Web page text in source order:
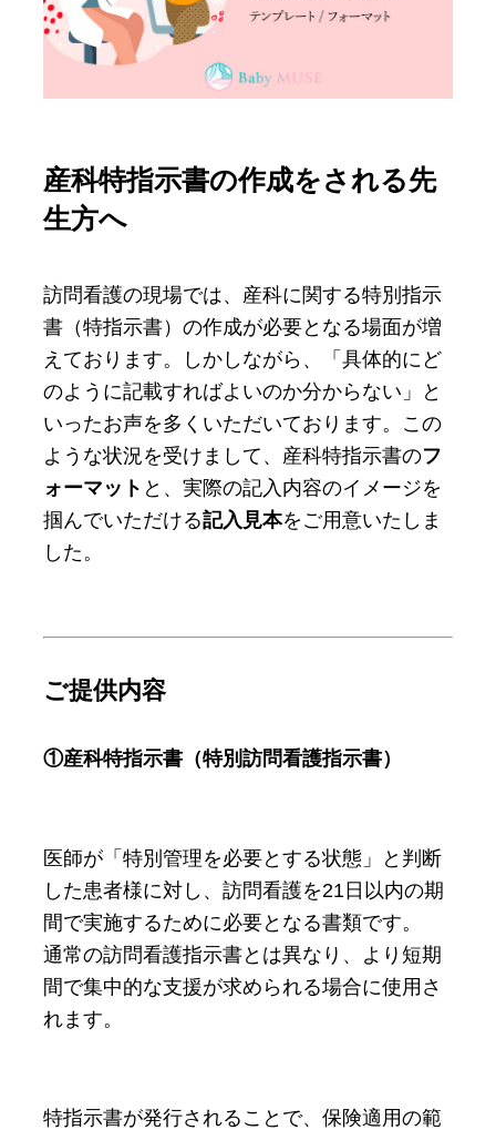
産科特指示書の作成をされる先
生方へ
訪問看護の現場では、産科に関する特別指示
書（特指示書）の作成が必要となる場面が増
えております。しかしながら、「具体的にど
のように記載すればよいのか分からない」と
いったお声を多くいただいております。この
ような状況を受けまして、産科特指示書のフ
ォーマット と、実際の記入内容のイメージを
掴んでいただける記入見本をご用意いたしま
した。
ご提供内容
①産科特指示書（特別訪問看護指示書）
医師が「特別管理を必要とする状態」と判断
した患者様に対し、訪問看護を21日以内の期
間で実施するために必要となる書類です。
通常の訪問看護指示書とは異なり、より短期
間で集中的な支援が求められる場合に使用さ
れます。
特指示書が発行されることで、保険適用の範